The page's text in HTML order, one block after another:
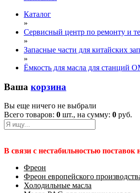
Каталог
»
Сервисный центр по ремонту и
»
Запасные части для китайских
»
Ёмкость для масла для станций
Ваша корзина
Вы еще ничего не выбрали
Всего товаров: 0 шт., на сумму: 0 руб.
В связи с нестабильностью
Фреон
Фреон европейского
Холодильные масла